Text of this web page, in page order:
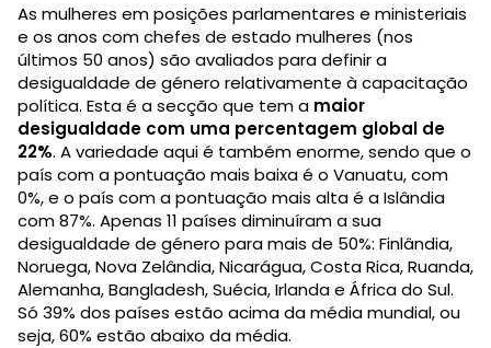
As mulheres em posições parlamentares e ministeriais
e os anos com chefes de estado mulheres (nos
últimos 50 anos) são avaliados para definir a
desigualdade de género relativamente à capacitação
política. Esta é a secção que tem a maior
desigualdade com uma percentagem global de
22%. A variedade aqui é também enorme, sendo que o
país com a pontuação mais baixa é o Vanuatu, com
0%, e o país com a pontuação mais alta é a Islândia
com 87%. Apenas 11 países diminuíram a sua
desigualdade de género para mais de 50%: Finlândia,
Noruega, Nova Zelândia, Nicarágua, Costa Rica, Ruanda,
Alemanha, Bangladesh, Suécia, Irlanda e África do Sul.
Só 39% dos países estão acima da média mundial, ou
seja, 60% estão abaixo da média.